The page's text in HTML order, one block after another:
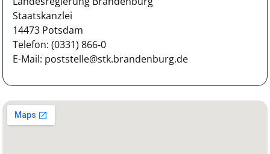
Staatskanzlei
14473 Potsdam
Telefon: (0331) 866-0
E-Mail: poststelle@stk.brandenburg.de